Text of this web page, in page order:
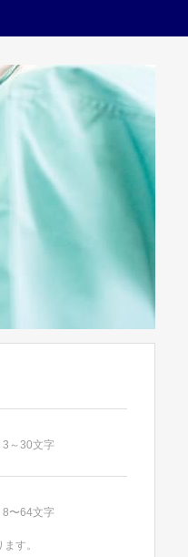
～30文字
〜64文字
す。